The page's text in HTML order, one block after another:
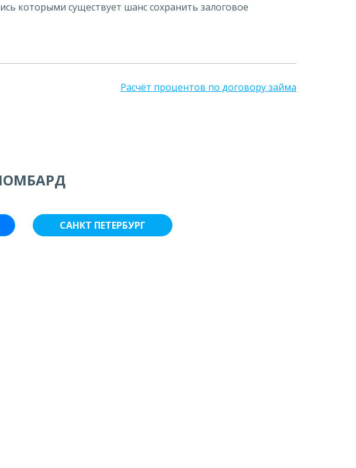
которыми существует шанс сохранить залоговое
Расчёт процентов по договору займа
САНКТ ПЕТЕРБУРГ